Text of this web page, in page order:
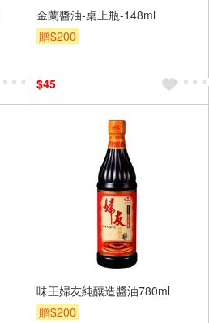
金蘭醬油-桌上瓶-148ml
贈$200
$45
味王婦友純釀造醬油780ml
贈$200